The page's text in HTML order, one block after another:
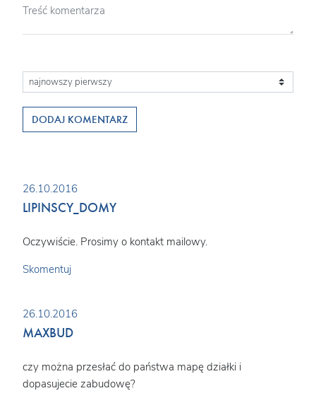
DODAJ KOMENTARZ
26.10.2016
LIPINSCY_DOMY
Oczywiście. Prosimy o kontakt mailowy.
Skomentuj
26.10.2016
MAXBUD
czy można przesłać do państwa mapę działki i
dopasujecie zabudowę?